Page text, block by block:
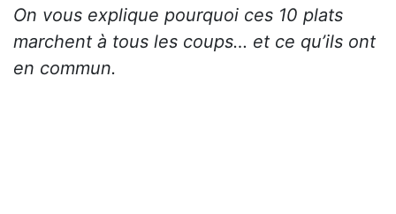
On vous explique pourquoi ces 10 plats
marchent à tous les coups… et ce qu’ils ont
en commun.